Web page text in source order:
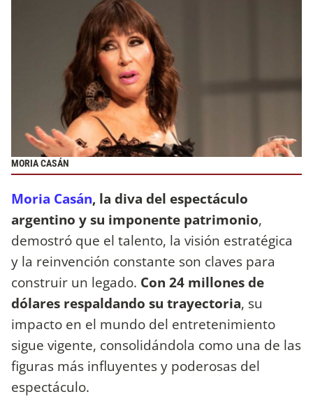
MORIA CASÁN
Moria Casán, la diva del espectáculo
argentino y su imponente patrimonio,
demostró que el talento, la visión estratégica
y la reinvención constante son claves para
construir un legado. Con 24 millones de
dólares respaldando su trayectoria, su
impacto en el mundo del entretenimiento
sigue vigente, consolidándola como una de las
figuras más influyentes y poderosas del
espectáculo.